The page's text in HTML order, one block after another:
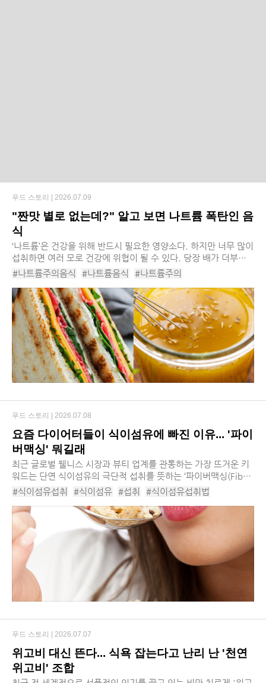
"짠맛 별로 없는데?" 알고 보면 나트륨 폭탄인 음
식
‘나트륨’은 건강을 위해 반드시 필요한 영양소다. 하지만 너무 많이
섭취하면 여러 모로 건강에 위협이 될 수 있다. 당장 배가 더부룩
해지거나 심한 갈증을 부를 수 있으며, 장기적으로는 고혈압 등의
#나트륨주의음식 #나트륨음식
#나트륨주의
#나트륨과다음식 #나트륨과다섭취 #나트륨섭취 #나트륨
#영양소 #샐러드드레싱 #치즈 #가공육 #베아글 #샌드위치
#코코아 #시리얼
푸드 스토리 | 2026.07.09
요즘 다이어터들이 식이섬유에 빠진 이유... '파이
버맥싱' 뭐길래
최근 글로벌 웰니스 시장과 뷰티 업계를 관통하는 가장 뜨거운 키
워드는 단연 식이섬유의 극단적 섭취를 뜻하는 ‘파이버맥싱(Fiber
maxing)’입니다. 과거 변비 예방이나 다이어트의 보조 수단 정도
#식이섬유섭취 #식이섬유 #섭취
#식이섬유섭취법
#이너뷰티 #웰니스시장 #파이브맥싱 #웰니스 #뷰티업계
#파이버맥싱뜻
#장내환경 #파이버맥싱챌린지
#파이버맥싱레시피
#파이버보충제 #식이섬유마케팅
푸드 스토리 | 2026.07.08
위고비 대신 뜬다... 식욕 잡는다고 난리 난 '천연
위고비' 조합
푸드 스토리 | 2026.07.07